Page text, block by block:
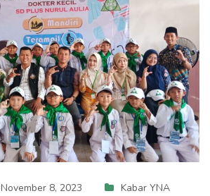
November 8, 2023
Kabar YNA